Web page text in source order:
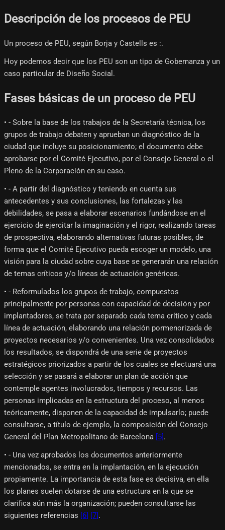
Descripción de los procesos de PEU
Un proceso de PEU, según Borja y Castells es :.
Hoy podemos decir que los PEU son un tipo de Gobernanza y un
caso particular de Diseño Social.
Fases básicas de un proceso de PEU
• - Sobre la base de los trabajos de la Secretaría técnica, los
grupos de trabajo debaten y aprueban un diagnóstico de la
ciudad que incluye su posicionamiento; el documento debe
aprobarse por el Comité Ejecutivo, por el Consejo General o el
Pleno de la Corporación en su caso.
• - A partir del diagnóstico y teniendo en cuenta sus
antecedentes y sus conclusiones, las fortalezas y las
debilidades, se pasa a elaborar escenarios fundándose en el
ejercicio de ejercitar la imaginación y el rigor, realizando tareas
de prospectiva, elaborando alternativas futuras posibles, de
forma que el Comité Ejecutivo pueda escoger un modelo, una
visión para la ciudad sobre cuya base se generarán una relación
de temas críticos y/o líneas de actuación genéricas.
• - Reformulados los grupos de trabajo, compuestos
principalmente por personas con capacidad de decisión y por
implantadores, se trata por separado cada tema crítico y cada
línea de actuación, elaborando una relación pormenorizada de
proyectos necesarios y/o convenientes. Una vez consolidados
los resultados, se dispondrá de una serie de proyectos
estratégicos priorizados a partir de los cuales se efectuará una
selección y se pasará a elaborar un plan de acción que
contemple agentes involucrados, tiempos y recursos. Las
personas implicadas en la estructura del proceso, al menos
teóricamente, disponen de la capacidad de impulsarlo; puede
consultarse, a título de ejemplo, la composición del Consejo
General del Plan Metropolitano de Barcelona [5] .
• - Una vez aprobados los documentos anteriormente
mencionados, se entra en la implantación, en la ejecución
propiamente. La importancia de esta fase es decisiva, en ella
los planes suelen dotarse de una estructura en la que se
clarifica aún más la organización; pueden consultarse las
siguientes referencias [6] [7] .